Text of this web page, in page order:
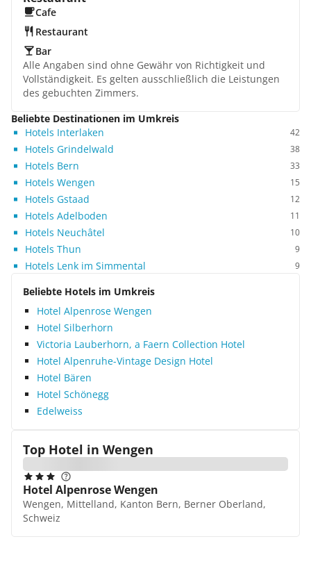
Cafe
Restaurant
Bar
Alle Angaben sind ohne Gewähr von Richtigkeit und
Vollständigkeit. Es gelten ausschließlich die Leistungen
des gebuchten Zimmers.
Beliebte Destinationen im Umkreis
Hotels Interlaken
42
Hotels Grindelwald 38
Hotels Bern 33
Hotels Wengen 15
Hotels Gstaad 12
Hotels Adelboden 11
Hotels Neuchâtel 10
Hotels Thun 9
Hotels Lenk im Simmental 9
Beliebte Hotels im Umkreis
Hotel Alpenrose Wengen
Hotel Silberhorn
Victoria Lauberhorn, a Faern Collection Hotel
Hotel Alpenruhe-Vintage Design Hotel
Hotel Bären
Hotel Schönegg
Edelweiss
Top Hotel in Wengen
Hotel Alpenrose Wengen
Wengen, Mittelland, Kanton Bern, Berner Oberland,
Schweiz